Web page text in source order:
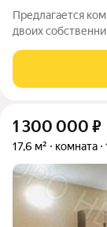
Предлагается
двоих
Места общего
требует внимания
1 300 000 ₽
17,6 м² комната